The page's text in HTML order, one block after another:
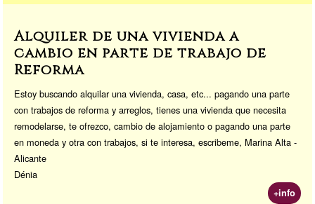
Alquiler de una vivienda a
cambio en parte de trabajo de
Reforma
Estoy buscando alquilar una vivienda, casa, etc... pagando una parte
con trabajos de reforma y arreglos, tienes una vivienda que necesita
remodelarse, te ofrezco, cambio de alojamiento o pagando una parte
en moneda y otra con trabajos, si te interesa, escribeme, Marina Alta -
Alicante
Dénia
+info